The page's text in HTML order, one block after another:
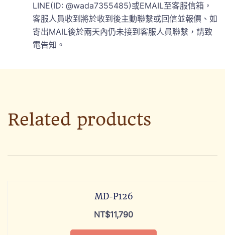
LINE(ID: @wada7355485)或EMAIL至客服信箱，
客服人員收到將於收到後主動聯繫或回信並報價、如
寄出MAIL後於兩天內仍未接到客服人員聯繫，請致
電告知。
Related products
MD-P126
NT$11,790